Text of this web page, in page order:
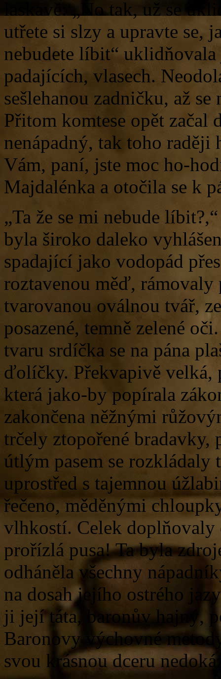
laskavě: „No tak, už se
utřete si slzy a upravte se,
nebudete líbit“
padajících, vlasech.
sešlehanou zadničku, až
Přitom komtese opět začal
nenápadný, tak toho raději
Vám, paní, jste moc ho-
Majdalénka a otočila se k
„Ta že se mi nebude
byla široko daleko
spadající jako vodopád
roztavenou měď,
tvarovanou oválnou tvář,
posazené, temně zelené
tvaru srdíčka se na pána
ďolíčky. Překvapivě velká,
která jako-by popírala
zakončena něžnými
trčely ztopořené bradavky,
útlým pasem se rozkládaly
uprostřed s tajemnou
řečeno, měděnými
vlhkostí. Celek doplňovaly
prořízlá pusa! Ta byla
odháněla všechny
na dosah jejího ostrého
ji její táta, baronův hajný,
Baronovy výchovné
svou krásnou dceru